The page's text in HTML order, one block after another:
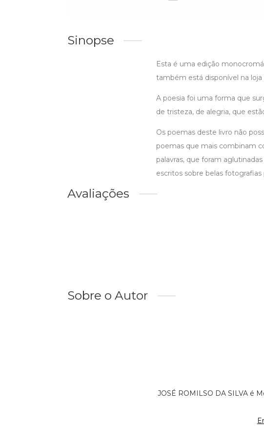
Sinopse
Esta é uma edição
também está disponível na loja
A poesia foi uma forma que
de tristeza, de alegria, que
Os poemas deste livro não
poemas que mais combinam
palavras, que foram
escritos sobre belas
Avaliações
Sobre o Autor
JOSÉ ROMILSO DA SILVA é